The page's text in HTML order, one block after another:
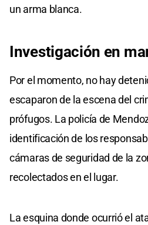
un arma blanca.
Investigación en
Por el momento, no hay
escaparon de la escena del
prófugos. La policía de
identificación de los
cámaras de seguridad de la
recolectados en el lugar.
La esquina donde ocurrió el